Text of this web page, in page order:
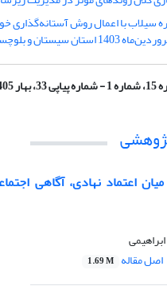
سیلاب با اعمال روش آستانه‌گذاری
سیستان و بلوچستان)
(شماره پیاپی 33 بهار 1405)
اعتماد نهادی، آگاهی
اصل مقاله 1.69 M